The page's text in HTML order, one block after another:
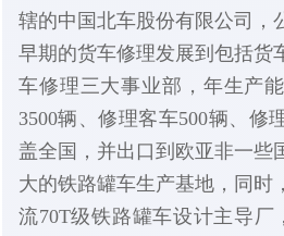
辖的中国北车股份有限公司，
早期的货车修理发展到包括货
车修理三大事业部，年生产
3500辆、修理客车500辆、修
盖全国，并出口到欧亚非一些
大的铁路罐车生产基地，同时
流70T级铁路罐车设计主导厂